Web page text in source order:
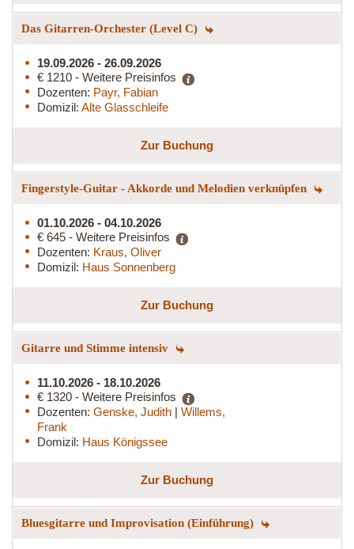
Das Gitarren-Orchester (Level C)
19.09.2026 - 26.09.2026
€ 1210 - Weitere Preisinfos
Dozenten: Payr, Fabian
Domizil: Alte Glasschleife
Zur Buchung
Fingerstyle-Guitar - Akkorde und Melodien verknüpfen
01.10.2026 - 04.10.2026
€ 645 - Weitere Preisinfos
Dozenten: Kraus, Oliver
Domizil: Haus Sonnenberg
Zur Buchung
Gitarre und Stimme intensiv
11.10.2026 - 18.10.2026
€ 1320 - Weitere Preisinfos
Dozenten: Genske, Judith | Willems,
Frank
Domizil: Haus Königssee
Zur Buchung
Bluesgitarre und Improvisation (Einführung)